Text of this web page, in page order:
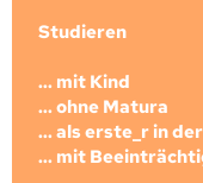
Studieren
... mit Kind
... ohne Matura
... als erste_r in
... mit